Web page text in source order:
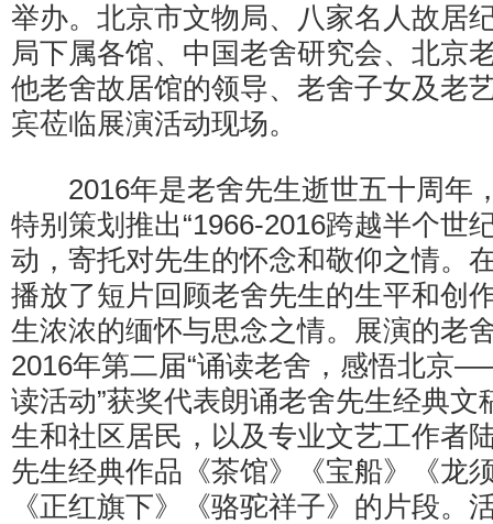
举办。北京市文物局、八家名人故居
局下属各馆、中国老舍研究会、北京
他老舍故居馆的领导、老舍子女及老
宾莅临展演活动现场。
2016年是老舍先生逝世五十周年
特别策划推出“1966-2016跨越半个世
动，寄托对先生的怀念和敬仰之情。
播放了短片回顾老舍先生的生平和创
生浓浓的缅怀与思念之情。展演的老
2016年第二届“诵读老舍，感悟北京
读活动”获奖代表朗诵老舍先生经典文
生和社区居民，以及专业文艺工作者
先生经典作品《茶馆》《宝船》《龙
《正红旗下》《骆驼祥子》的片段。